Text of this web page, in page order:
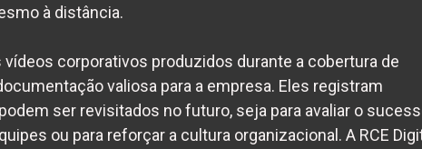
à distância.
vídeos corporativos produzidos durante a cobertura de
valiosa para a empresa. Eles registram
ser revisitados no futuro, seja para avaliar o
ou para reforçar a cultura organizacional. A RCE